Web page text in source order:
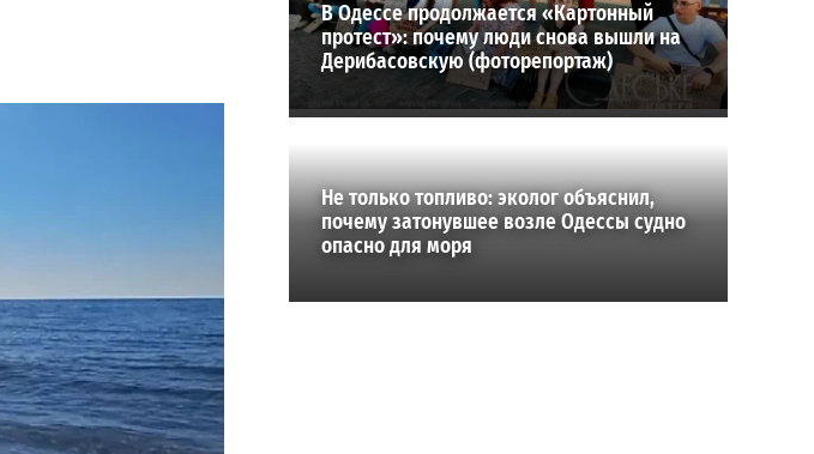
В Одессе продолжается «Картонный
протест»: почему люди снова вышли на
Дерибасовскую (фоторепортаж)
Не только топливо: эколог объяснил,
почему затонувшее возле Одессы судно
опасно для моря